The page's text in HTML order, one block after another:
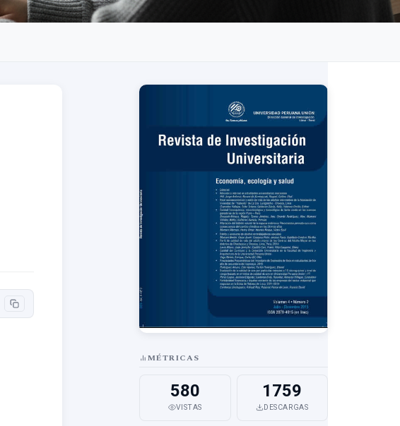
MÉTRICAS
580
VISTAS
1759
DESCARGAS